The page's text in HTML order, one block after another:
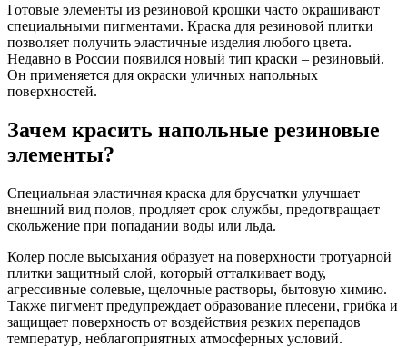
Готовые элементы из резиновой крошки часто окрашивают
специальными пигментами. Краска для резиновой плитки
позволяет получить эластичные изделия любого цвета.
Недавно в России появился новый тип краски – резиновый.
Он применяется для окраски уличных напольных
поверхностей.
Зачем красить напольные резиновые
элементы?
Специальная эластичная краска для брусчатки улучшает
внешний вид полов, продляет срок службы, предотвращает
скольжение при попадании воды или льда.
Колер после высыхания образует на поверхности тротуарной
плитки защитный слой, который отталкивает воду,
агрессивные солевые, щелочные растворы, бытовую химию.
Также пигмент предупреждает образование плесени, грибка и
защищает поверхность от воздействия резких перепадов
температур, неблагоприятных атмосферных условий.